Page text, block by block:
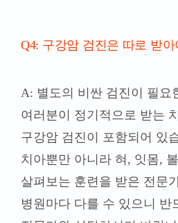
Q4: 구강암 검진은 따로 받아
A: 별도의 비싼 검진이 필요
여러분이 정기적으로 받는
구강암 검진이 포함되어 있
치아뿐만 아니라 혀, 잇몸,
살펴보는 훈련을 받은 전문
병원마다 다를 수 있으니 반